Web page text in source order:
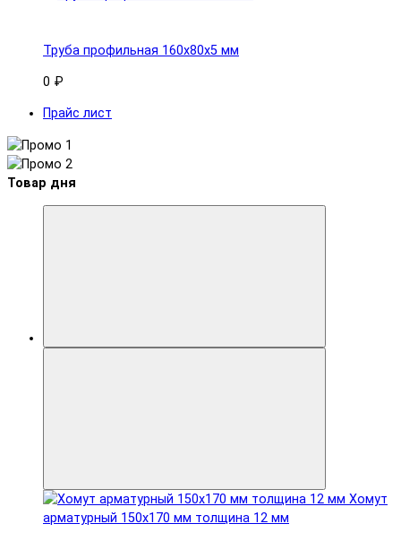
Труба профильная 160x80х5 мм
0 ₽
Прайс лист
Товар дня
Хомут
арматурный 150x170 мм толщина 12 мм